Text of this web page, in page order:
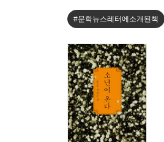
#문학뉴스레터에소개된책